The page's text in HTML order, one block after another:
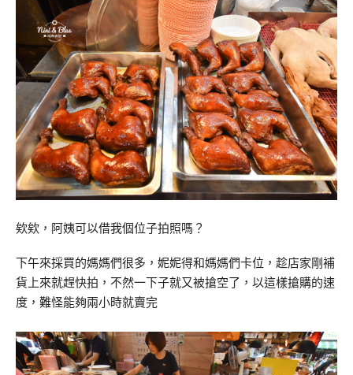
欸欸，阿姨可以借我個位子拍照嗎？
下午來採買的媽媽們很多，妮妮得和媽媽們卡位，趁店家剛補
貨上來就趕快拍，不然一下子就又被搶空了，以這樣搶購的速
度，難怪能夠兩小時就賣完